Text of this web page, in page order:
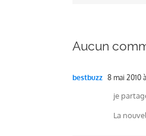
Aucun
bestbuzz 8 mai 2010
je
La